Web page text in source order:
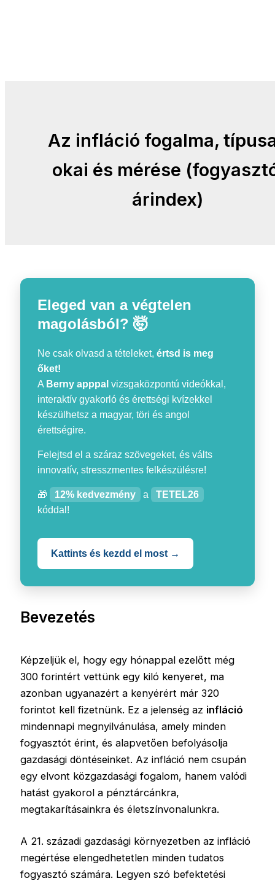
Az infláció fogalma,
okai és mérése
árindex)
Eleged van a végtelen
magolásból? 🤯
Ne csak olvasd a tételeket,értsd is meg
őket!
A Berny apppal vizsgaközpontú videókkal,
interaktív gyakorló és érettségi kvízekkel
készülhetsz a magyar, töri és angol
érettségire.
Felejtsd el a száraz szövegeket, és válts
innovatív, stresszmentes felkészülésre!
🎁 12% kedvezmény a
TETEL26
kóddal!
Kattints és kezdd el most →
Bevezetés
Képzeljük el, hogy egy hónappal ezelőtt még
300 forintért vettünk egy kiló kenyeret, ma
azonban ugyanazért a kenyérért már 320
forintot kell fizetnünk. Ez a jelenség az infláció
mindennapi megnyilvánulása, amely minden
fogyasztót érint, és alapvetően befolyásolja
gazdasági döntéseinket. Az infláció nem csupán
egy elvont közgazdasági fogalom, hanem valódi
hatást gyakorol a pénztárcánkra,
megtakarításainkra és életszínvonalunkra.
A 21. századi gazdasági környezetben az infláció
megértése elengedhetetlen minden tudatos
fogyasztó számára. Legyen szó befektetési